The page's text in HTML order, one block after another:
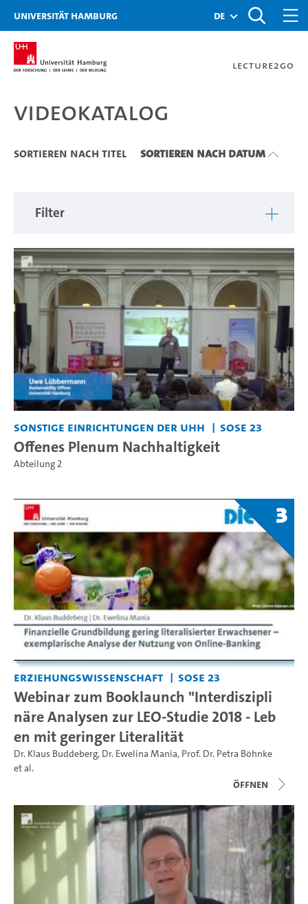
Zu den Filtern
Zur Metanavigation
Zur Hauptnavigation
Zur Suche
Zum Inhalt
Zum Seitenfuss
Universität Hamburg de
Lecture2Go
Videokatalog
Videokatalog
Sortieren nach Titel Sortieren nach Datum
Filter
Sonstige Einrichtungen der UHH SoSe 23
Offenes Plenum Nachhaltigkeit
Abteilung 2
3
Erziehungswissenschaft SoSe 23
Webinar zum Booklaunch "Interdiszipli
näre Analysen zur LEO-Studie 2018 - Leb
en mit geringer Literalität
Dr. Klaus Buddeberg, Dr. Ewelina Mania, Prof. Dr. Petra Böhnke
et al.
Öffnen